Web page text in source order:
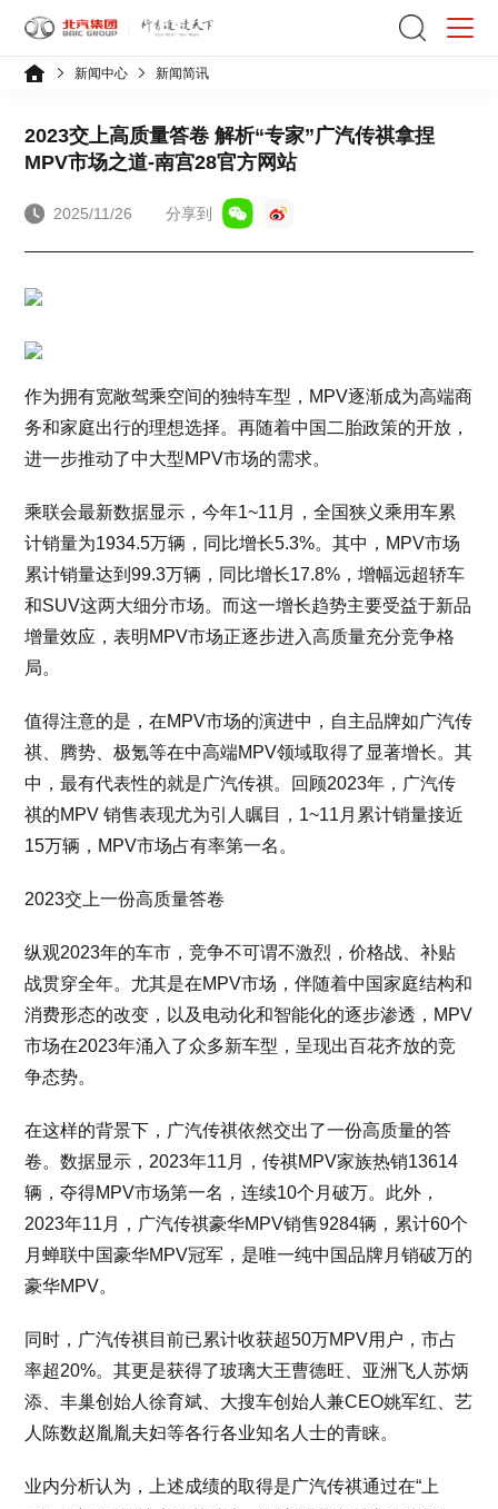
新闻中心 新闻简讯
2023交上高质量答卷 解析“专家”广汽传祺拿捏
MPV市场之道-南宫28官方网站
2025/11/26 分享到
作为拥有宽敞驾乘空间的独特车型，MPV逐渐成为高端商
务和家庭出行的理想选择。再随着中国二胎政策的开放，
进一步推动了中大型MPV市场的需求。
乘联会最新数据显示，今年1~11月，全国狭义乘用车累
计销量为1934.5万辆，同比增长5.3%。其中，MPV市场
累计销量达到99.3万辆，同比增长17.8%，增幅远超轿车
和SUV这两大细分市场。而这一增长趋势主要受益于新品
增量效应，表明MPV市场正逐步进入高质量充分竞争格
局。
值得注意的是，在MPV市场的演进中，自主品牌如广汽传
祺、腾势、极氪等在中高端MPV领域取得了显著增长。其
中，最有代表性的就是广汽传祺。回顾2023年，广汽传
祺的MPV 销售表现尤为引人瞩目，1~11月累计销量接近
15万辆，MPV市场占有率第一名。
2023交上一份高质量答卷
纵观2023年的车市，竞争不可谓不激烈，价格战、补贴
战贯穿全年。尤其是在MPV市场，伴随着中国家庭结构和
消费形态的改变，以及电动化和智能化的逐步渗透，MPV
市场在2023年涌入了众多新车型，呈现出百花齐放的竞
争态势。
在这样的背景下，广汽传祺依然交出了一份高质量的答
卷。数据显示，2023年11月，传祺MPV家族热销13614
辆，夺得MPV市场第一名，连续10个月破万。此外，
2023年11月，广汽传祺豪华MPV销售9284辆，累计60个
月蝉联中国豪华MPV冠军，是唯一纯中国品牌月销破万的
豪华MPV。
同时，广汽传祺目前已累计收获超50万MPV用户，市占
率超20%。其更是获得了玻璃大王曹德旺、亚洲飞人苏炳
添、丰巢创始人徐育斌、大搜车创始人兼CEO姚军红、艺
人陈数赵胤胤夫妇等各行各业知名人士的青睐。
业内分析认为，上述成绩的取得是广汽传祺通过在“上